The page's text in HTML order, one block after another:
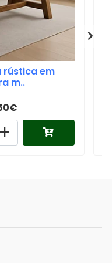
rústica em
m..
+